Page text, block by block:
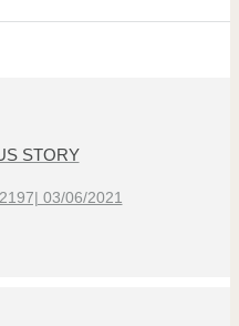
STORY
03/06/2021